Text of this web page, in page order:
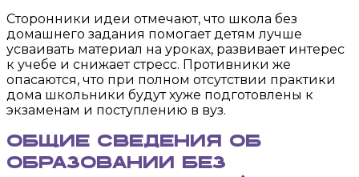
Сторонники идеи отмечают, что школа без
домашнего задания помогает детям лучше
усваивать материал на уроках, развивает интерес
к учебе и снижает стресс. Противники же
опасаются, что при полном отсутствии практики
дома школьники будут хуже подготовлены к
экзаменам и поступлению в вуз.
Общие сведения об
образовании без